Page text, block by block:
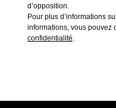
d’opposition.
Pour plus d’informations
informations, vous pouvez
confidentialité.